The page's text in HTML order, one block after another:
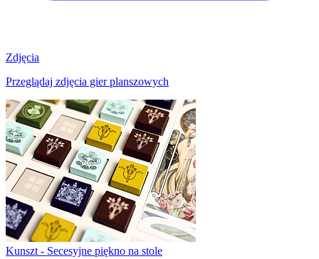
Zdjęcia
Przeglądaj zdjęcia gier planszowych
Kunszt - Secesyjne piękno na stole